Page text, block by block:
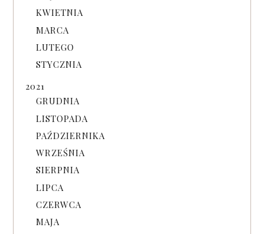
KWIETNIA
MARCA
LUTEGO
STYCZNIA
2021
GRUDNIA
LISTOPADA
PAŹDZIERNIKA
WRZEŚNIA
SIERPNIA
LIPCA
CZERWCA
MAJA